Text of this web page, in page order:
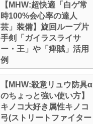
【MHW:超快適「白ゲ常
時100%会心率の達人
芸」装備】旋回ループ片
手剣「ガイラスライサ
ー・王」や「痺賊」活用
例
【MHW:殺意リュウ防具α
のちょっと強い使い方】
キノコ大好き属性キノコ
弓(ストリートファイター